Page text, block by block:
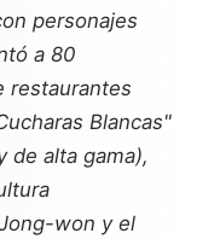
personajes
a 80
restaurantes
Blancas"
de alta gama),
won y el